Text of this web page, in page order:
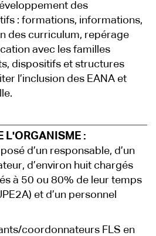
des
: formations, informations,
des curriculum, repérage
avec les familles
dispositifs et structures
l’inclusion des EANA et
L'ORGANISME :
d’un responsable, d’un
d’environ huit chargés
à 50 ou 80% de leur temps
et d’un personnel
coordonnateurs FLS en